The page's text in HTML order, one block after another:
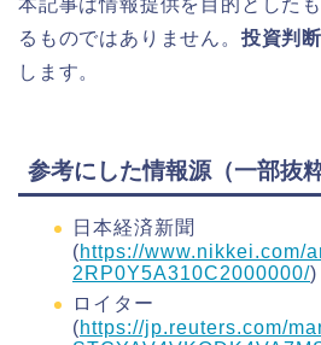
本記事は情報提供を目的とした
るものではありません。 投資判
します。
参考にした情報源（一部抜粋
日本経済新聞
(https://www.nikkei.com/
2RP0Y5A310C2000000/)
ロイター
(https://jp.reuters.com/